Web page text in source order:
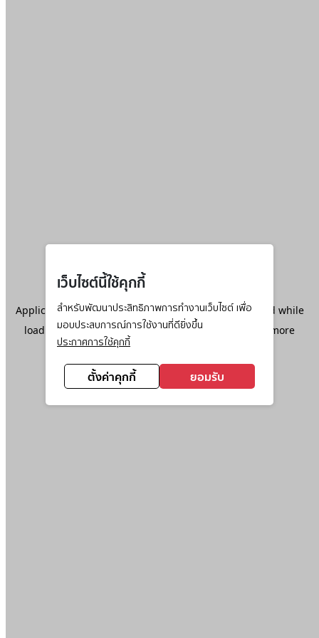
เว็บไซต์นี้ใช้คุกกี้
สำหรับพัฒนาประสิทธิภาพการทำงานเว็บไซต์ เพื่อ
มอบประสบการณ์การใช้งานที่ดียิ่งขึ้น
ประกาศการใช้คุกกี้
ตั้งค่าคุกกี้ ยอมรับ
Application error: aclient-side exception has occurred while
loadingwww.ktc.co.th(see the browser console
for more
information).